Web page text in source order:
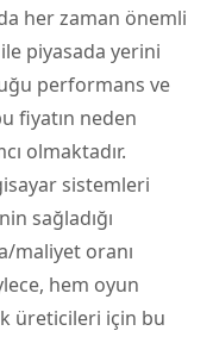
her zaman önemli
piyasada yerini
performans ve
fiyatın neden
olmaktadır.
sistemleri
sağladığı
maliyet oranı
hem oyun
üreticileri için bu